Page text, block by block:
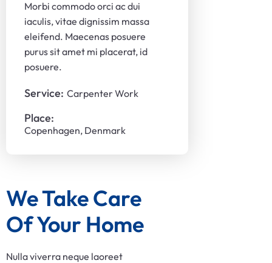
We Take Care
Of Your Home
Nulla viverra neque laoreet
Morbi commodo orci ac dui
iaculis, vitae dignissim massa
eleifend. Maecenas posuere
purus sit amet mi placerat, id
posuere.
Service: Carpenter Work
Place:
Copenhagen, Denmark